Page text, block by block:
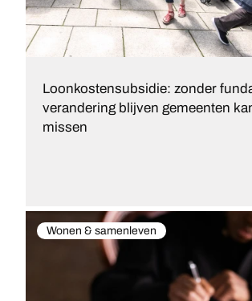
Loonkostensubsidie: zonder
verandering blijven gemeenten
missen
Wonen & samenleven